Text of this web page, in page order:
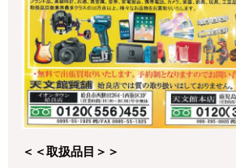
＜＜取扱品目＞＞